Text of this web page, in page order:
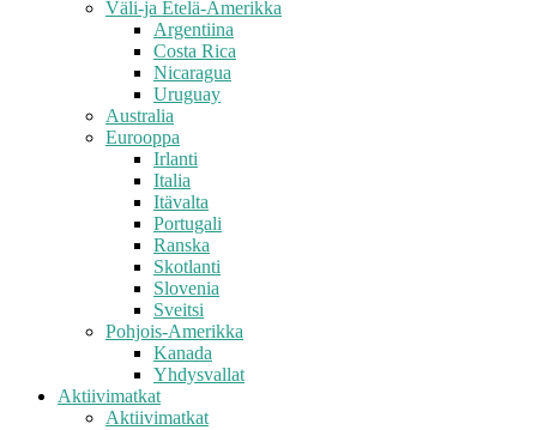
Väli-ja Etelä-Amerikka
Argentiina
Costa Rica
Nicaragua
Uruguay
Australia
Eurooppa
Irlanti
Italia
Itävalta
Portugali
Ranska
Skotlanti
Slovenia
Sveitsi
Pohjois-Amerikka
Kanada
Yhdysvallat
Aktiivimatkat
Aktiivimatkat